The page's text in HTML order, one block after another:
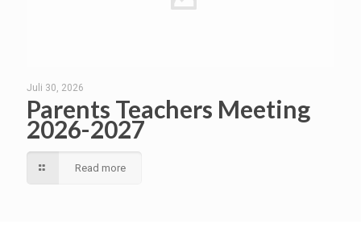
Juli 30, 2026
Parents Teachers Meeting
2026-2027
Read more